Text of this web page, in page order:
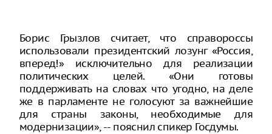
Борис Грызлов считает, что справороссы
использовали президентский лозунг «Россия,
вперед!» исключительно для реализации
политических целей. «Они готовы
поддерживать на словах что угодно, на деле
же в парламенте не голосуют за важнейшие
для страны законы, необходимые для
модернизации», -- пояснил спикер Госдумы.